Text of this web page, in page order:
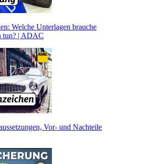
Welche Unterlagen brauche
tun? | ADAC
Vor- und Nachteile